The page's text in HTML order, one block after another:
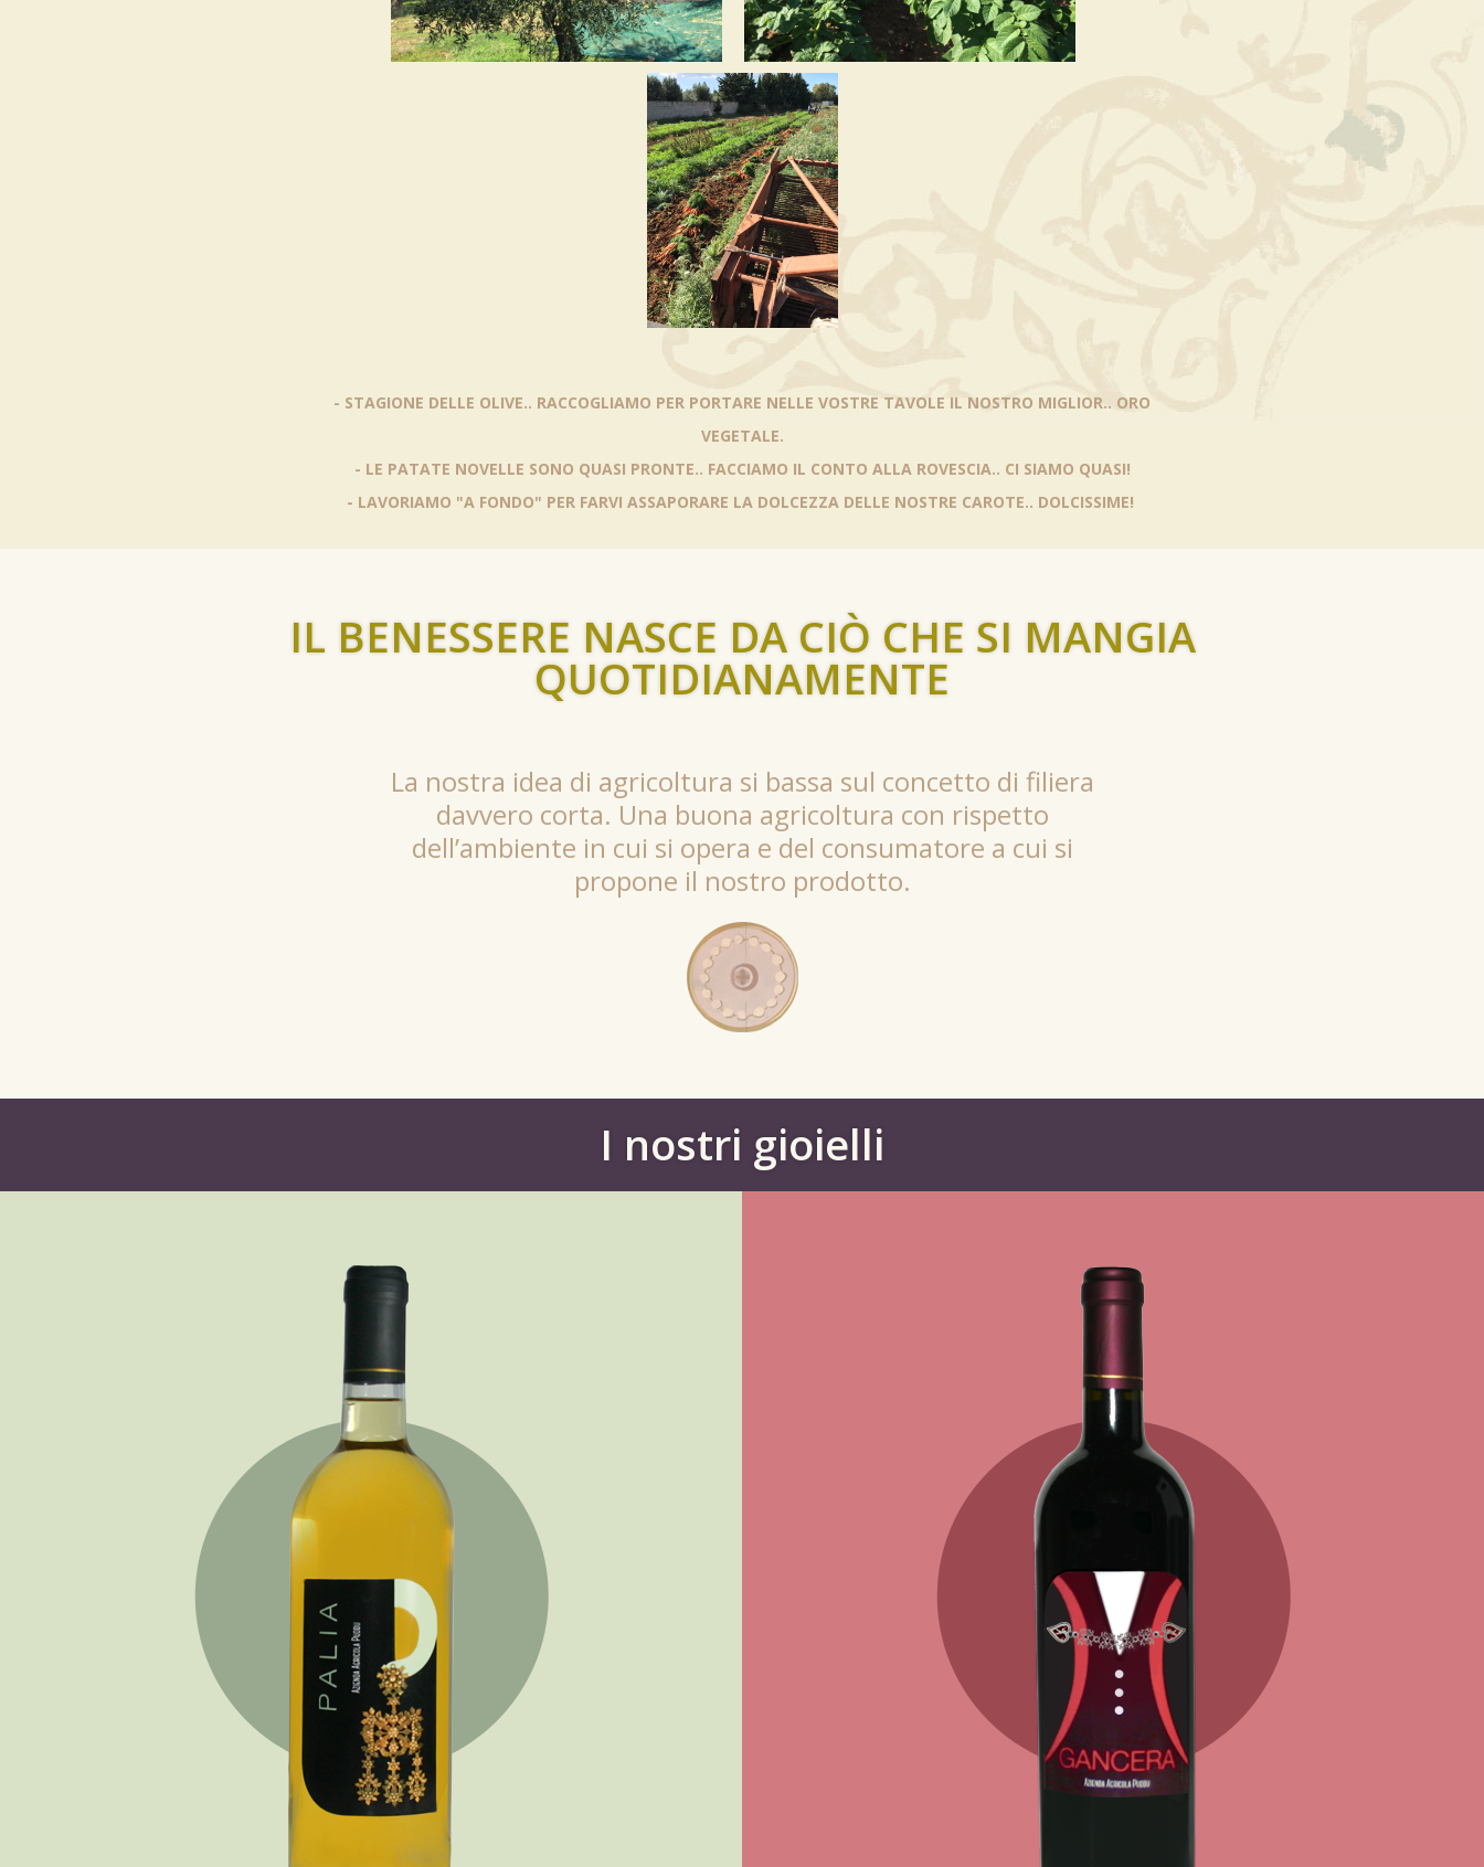
- STAGIONE DELLE OLIVE.. RACCOGLIAMO PER PORTARE NELLE VOSTRE TAVOLE IL NOSTRO MIGLIOR.. ORO
VEGETALE.
- LE PATATE NOVELLE SONO QUASI PRONTE.. FACCIAMO IL CONTO ALLA ROVESCIA.. CI SIAMO QUASI!
- LAVORIAMO "A FONDO" PER FARVI ASSAPORARE LA DOLCEZZA DELLE NOSTRE CAROTE.. DOLCISSIME!
IL BENESSERE NASCE DA CIÒ CHE SI MANGIA
QUOTIDIANAMENTE
La nostra idea di agricoltura si bassa sul concetto di filiera
davvero corta. Una buona agricoltura con rispetto
dell’ambiente in cui si opera e del consumatore a cui si
propone il nostro prodotto.
I nostri gioielli